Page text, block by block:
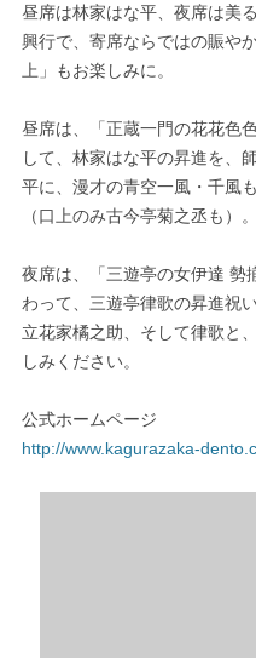
昼席は林家はな平、夜席は美
興行で、寄席ならではの賑や
上」もお楽しみに。
昼席は、「正蔵一門の花花色
して、林家はな平の昇進を、
平に、漫才の青空一風・千風
（口上のみ古今亭菊之丞も）。
夜席は、「三遊亭の女伊達 勢
わって、三遊亭律歌の昇進祝
立花家橘之助、そして律歌と
しみください。
公式ホームページ
http://www.kagurazaka-